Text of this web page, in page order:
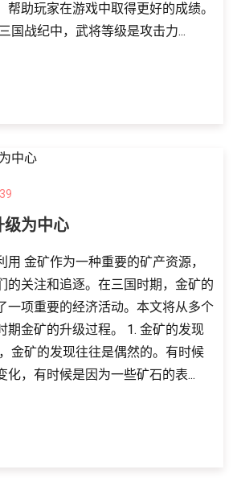
帮助玩家在游戏中取得更好的成绩。
国战纪中，武将等级是攻击力...
为中心
用 金矿作为一种重要的矿产资源，
的关注和追逐。在三国时期，金矿的
一项重要的经济活动。本文将从多个
期金矿的升级过程。 1. 金矿的发现
金矿的发现往往是偶然的。有时候
化，有时候是因为一些矿石的表...